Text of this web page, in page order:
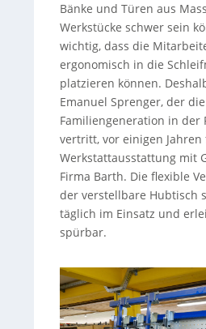
Bänke und Türen aus
Werkstücke schwer sein
wichtig, dass die
ergonomisch in die
platzieren können.
Emanuel Sprenger, der
Familiengeneration in der
vertritt, vor einigen
Werkstattausstattung mit
Firma Barth. Die flexible
der verstellbare Hubtisch
täglich im Einsatz und
spürbar.